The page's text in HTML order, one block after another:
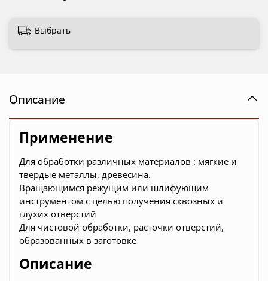
Выбрать
Описание
Применение
Для обработки различных материалов : мягкие и
твердые металлы, древесина.
Вращающимся режущим или шлифующим
инструментом с целью получения сквозных и
глухих отверстий
Для чистовой обработки, расточки отверстий,
образованных в заготовке
Описание